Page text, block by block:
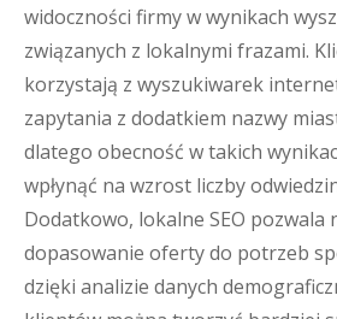
widoczności firmy w wynikach
związanych z lokalnymi frazami.
korzystają z wyszukiwarek
zapytania z dodatkiem nazwy
dlatego obecność w takich
wpłynąć na wzrost liczby
Dodatkowo, lokalne SEO pozwala
dopasowanie oferty do potrzeb
dzięki analizie danych